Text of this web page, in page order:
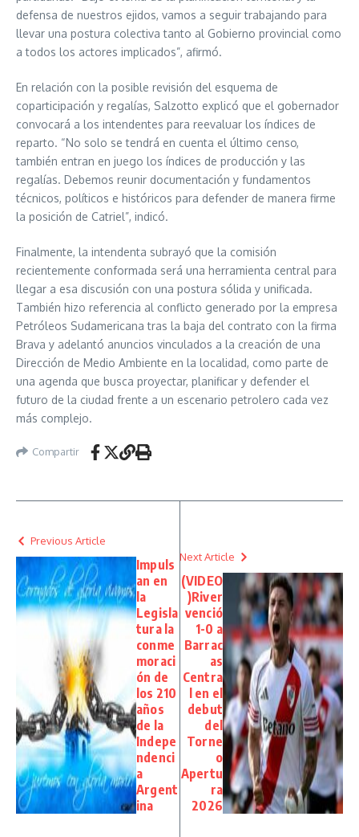
defensa de nuestros ejidos, vamos a seguir trabajando para
llevar una postura colectiva tanto al Gobierno provincial como
a todos los actores implicados”, afirmó.
En relación con la posible revisión del esquema de
coparticipación y regalías, Salzotto explicó que el gobernador
convocará a los intendentes para reevaluar los índices de
reparto. “No solo se tendrá en cuenta el último censo,
también entran en juego los índices de producción y las
regalías. Debemos reunir documentación y fundamentos
técnicos, políticos e históricos para defender de manera firme
la posición de Catriel”, indicó.
Finalmente, la intendenta subrayó que la comisión
recientemente conformada será una herramienta central para
llegar a esa discusión con una postura sólida y unificada.
También hizo referencia al conflicto generado por la empresa
Petróleos Sudamericana tras la baja del contrato con la firma
Brava y adelantó anuncios vinculados a la creación de una
Dirección de Medio Ambiente en la localidad, como parte de
una agenda que busca proyectar, planificar y defender el
futuro de la ciudad frente a un escenario petrolero cada vez
más complejo.
Compartir
Previous Article
Impuls
an en
la
Legisla
tura la
conme
moraci
ón de
los 210
años
de la
Indepe
ndenci
a
Argent
ina
Next Article
(VIDEO
)River
venció
1-0 a
Barrac
as
Centra
l en el
debut
del
Torne
o
Apertu
ra
2026